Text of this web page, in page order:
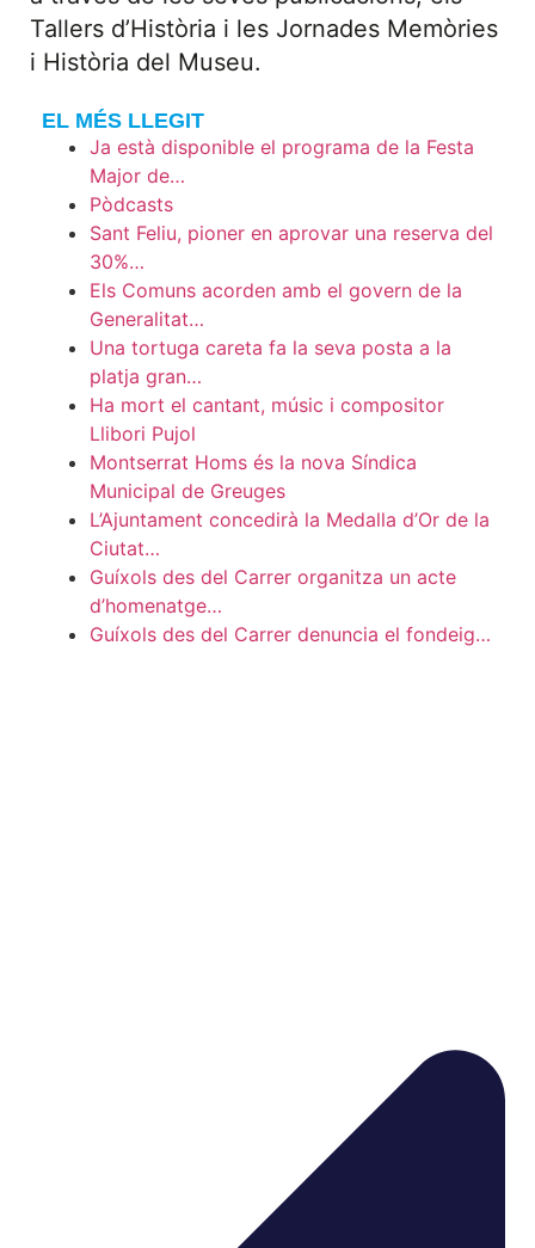
Tallers d’Història i les Jornades Memòries
i Història del Museu.
EL MÉS LLEGIT
Ja està disponible el programa de la Festa
Major de…
Pòdcasts
Sant Feliu, pioner en aprovar una reserva del
30%…
Els Comuns acorden amb el govern de la
Generalitat…
Una tortuga careta fa la seva posta a la
platja gran…
Ha mort el cantant, músic i compositor
Llibori Pujol
Montserrat Homs és la nova Síndica
Municipal de Greuges
L’Ajuntament concedirà la Medalla d’Or de la
Ciutat…
Guíxols des del Carrer organitza un acte
d’homenatge…
Guíxols des del Carrer denuncia el fondeig…